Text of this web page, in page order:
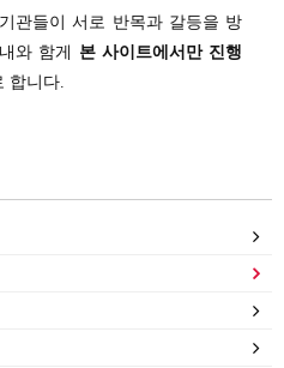
관들이 서로 반목과 갈등을 방
와 함게 본 사이트에서만 진행
합니다.